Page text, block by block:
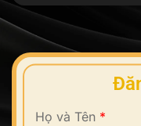
Họ và Tên *